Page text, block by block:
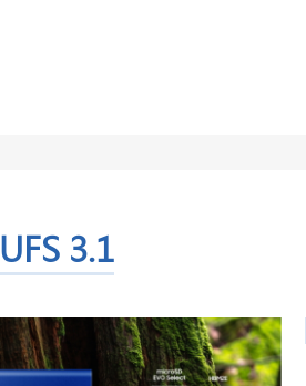
UFS 3.1